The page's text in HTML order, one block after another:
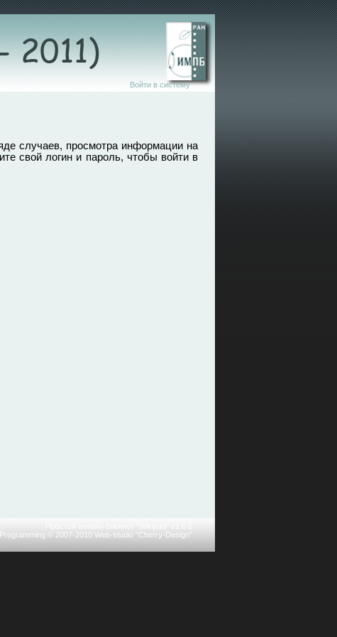
Войти в систему
случаев, просмотра информации на
свой логин и пароль, чтобы войти в
© 2007-2010 Web-studio "Cherry-Design"